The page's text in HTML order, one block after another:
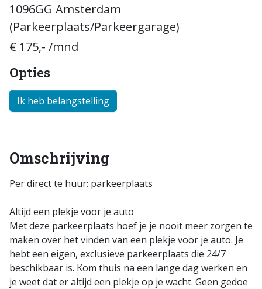
1096GG Amsterdam
(Parkeerplaats/Parkeergarage)
€ 175,- /mnd
Opties
Ik heb belangstelling
Omschrijving
Per direct te huur: parkeerplaats
Altijd een plekje voor je auto
Met deze parkeerplaats hoef je je nooit meer zorgen te
maken over het vinden van een plekje voor je auto. Je
hebt een eigen, exclusieve parkeerplaats die 24/7
beschikbaar is. Kom thuis na een lange dag werken en
je weet dat er altijd een plekje op je wacht. Geen gedoe